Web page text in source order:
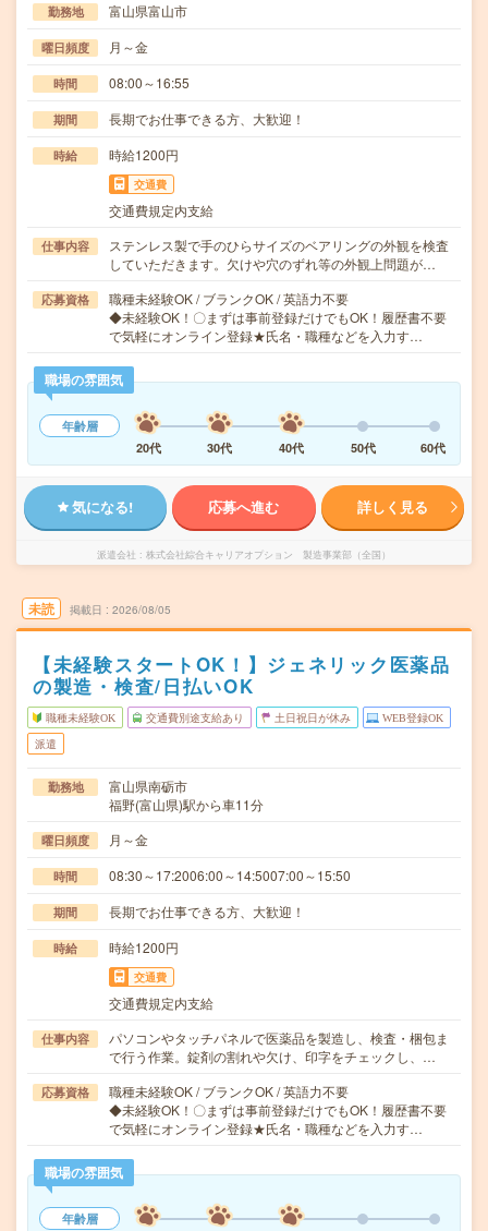
勤務地 富山県富山市
曜日頻度 月～金
時間 08:00～16:55
期間 長期でお仕事できる方、大歓迎！
時給 時給1200円
交通費
交通費規定内支給
仕事内容
ステンレス製で手のひらサイズのベアリングの外観を検査
していただきます。欠けや穴のずれ等の外観上問題が…
応募資格
職種未経験OK / ブランクOK / 英語力不要
◆未経験OK！〇まずは事前登録だけでもOK！履歴書不要
で気軽にオンライン登録★氏名・職種などを入力す…
職場の雰囲気
年齢層
20代
30代 40代 50代 60代
気になる! 応募へ進む 詳しく見る
派遣会社 株式会社綜合キャリアオプション 製造事業部（全国）
未読 掲載日 2026/08/05
【未経験スタートOK！】ジェネリック医薬品
の製造・検査/日払いOK
職種未経験OK 交通費別途支給あり 土日祝日が休み WEB登録OK
派遣
勤務地
富山県南砺市
福野(富山県)駅から車11分
曜日頻度 月～金
時間 08:30～17:2006:00～14:5007:00～15:50
期間 長期でお仕事できる方、大歓迎！
時給 時給1200円
交通費
交通費規定内支給
仕事内容
パソコンやタッチパネルで医薬品を製造し、検査・梱包ま
で行う作業。錠剤の割れや欠け、印字をチェックし、…
応募資格
職種未経験OK / ブランクOK / 英語力不要
◆未経験OK！〇まずは事前登録だけでもOK！履歴書不要
で気軽にオンライン登録★氏名・職種などを入力す…
職場の雰囲気
年齢層